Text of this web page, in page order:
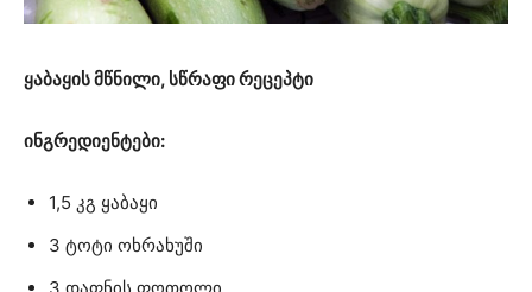
ყაბაყის მწნილი, სწრაფი რეცეპტი
ინგრედიენტები:
1,5 კგ ყაბაყი
3 ტოტი ოხრახუში
3 დაფნის ფოთოლი